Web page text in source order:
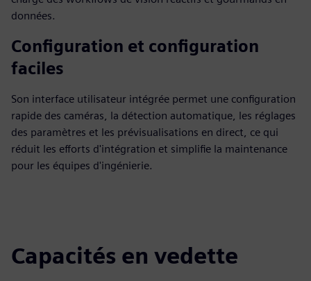
données.
Configuration et configuration
faciles
Son interface utilisateur intégrée permet une configuration
rapide des caméras, la détection automatique, les réglages
des paramètres et les prévisualisations en direct, ce qui
réduit les efforts d'intégration et simplifie la maintenance
pour les équipes d'ingénierie.
Capacités en vedette